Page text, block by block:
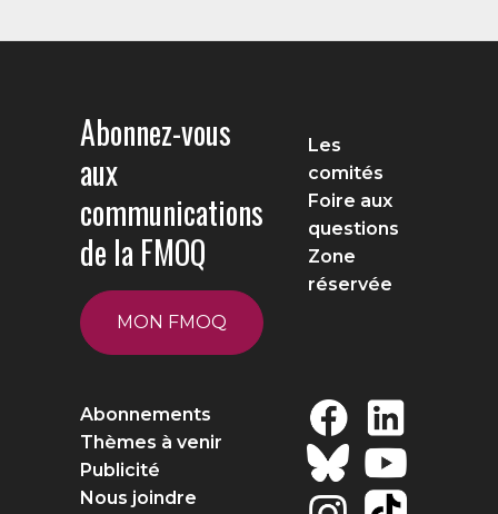
Abonnez-vous
aux
communications
de la FMOQ
MON FMOQ
Les
comités
Foire aux
questions
Zone
réservée
Abonnements
Thèmes à venir
Publicité
Nous joindre